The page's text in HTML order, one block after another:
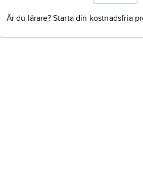
Är du lärare? Starta din kostnadsfria